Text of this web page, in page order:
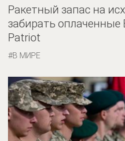
Ракетный запас на
забирать оплаченные
Patriot
В МИРЕ